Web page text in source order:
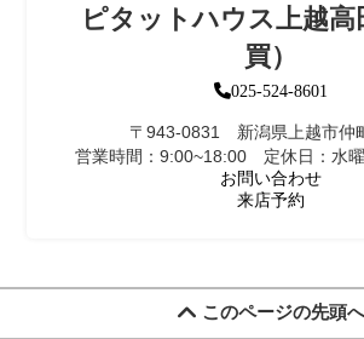
ピタットハウス上越高
買）
025-524-8601
〒943-0831 新潟県上越市仲
営業時間：9:00~18:00 定休日：水
お問い合わせ
来店予約
このページの先頭へ